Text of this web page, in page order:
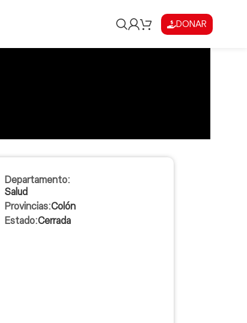
DONAR
Departamento:
Salud
Provincias:Colón
Estado:Cerrada